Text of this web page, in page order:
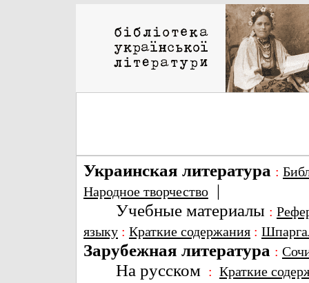
Украинская литература :
Народное творчество |
Учебные материалы :
языку : Краткие содержания :
Зарубежная литература :
На русском : Краткие